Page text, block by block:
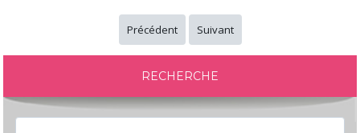
Précédent Suivant
RECHERCHE